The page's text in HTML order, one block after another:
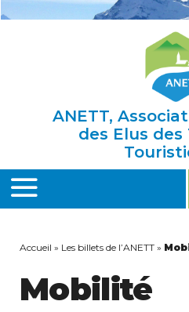
ANETT,
des Elus
MENU
Accueil » Les billets de l’ANETT »
Mobilité